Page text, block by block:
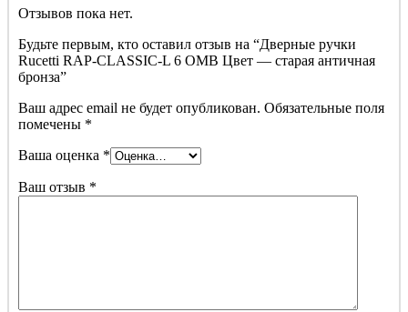
Отзывов пока нет.
Будьте первым, кто оставил отзыв на “Дверные ручки
Rucetti RAP-CLASSIC-L 6 OMB Цвет — старая античная
бронза”
Ваш адрес email не будет опубликован. Обязательные поля
помечены *
Ваша оценка *
Ваш отзыв *